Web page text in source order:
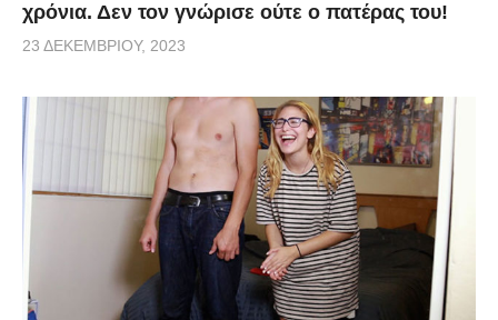
χρόνια. Δεν τον γνώρισε ούτε ο πατέρας του!
23 ΔΕΚΕΜΒΡΊΟΥ, 2023